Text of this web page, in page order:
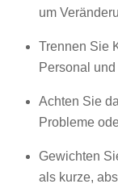
um
Trennen Sie
Personal
Achten Sie
Probleme
Gewichten
als kurze,